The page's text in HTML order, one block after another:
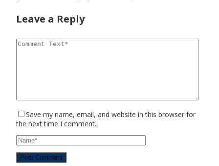
Leave a Reply
Save my name, email, and website in this browser for
the next time I comment.